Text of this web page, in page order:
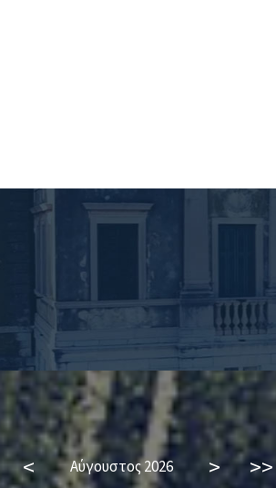
< Αύγουστος 2026 > >>